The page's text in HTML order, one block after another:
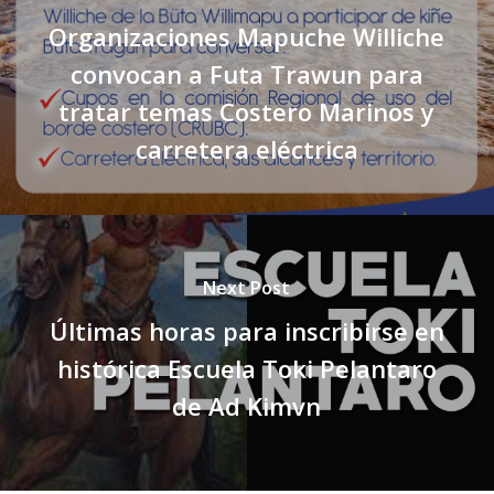
Organizaciones Mapuche Williche
convocan a Futa Trawun para
tratar temas Costero Marinos y
carretera eléctrica
Next Post
Últimas horas para inscribirse en
histórica Escuela Toki Pelantaro
de Ad Kimvn